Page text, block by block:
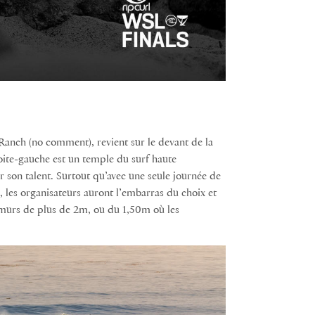
(no comment), revient sur le devant de la
gauche est un temple du surf haute
talent. Surtout qu’avec une seule journée de
organisateurs auront l’embarras du choix et
de plus de 2m, ou du 1,50m où les